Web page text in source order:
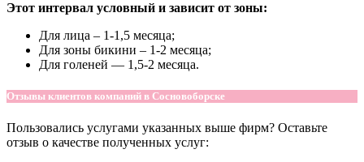
Этот интервал условный и зависит от зоны:
Для лица – 1-1,5 месяца;
Для зоны бикини – 1-2 месяца;
Для голеней — 1,5-2 месяца.
Отзывы клиентов компаний в Сосновоборске
Пользовались услугами указанных выше фирм? Оставьте
отзыв о качестве полученных услуг: